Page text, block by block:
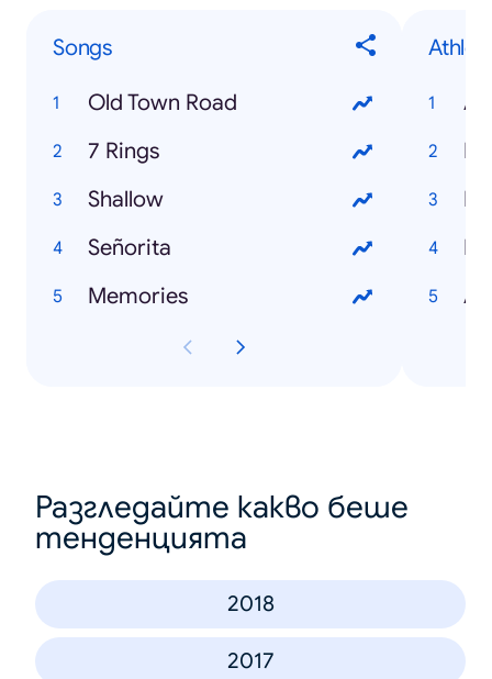
Songs
Old Town Road
7 Rings
Shallow
Señorita
Memories
Разгледайте какво беше
тенденцията
2018
2017